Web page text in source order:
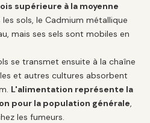
supérieure à la moyenne
les sols, le Cadmium métallique
mais ses sels sont mobiles en
se transmet ensuite à la chaîne
et autres cultures absorbent
L'alimentation représente la
pour la population générale,
les fumeurs.